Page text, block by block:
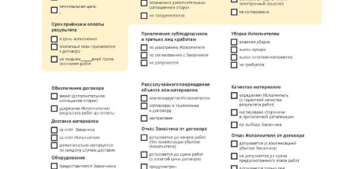
метро Проспект Вернадского
метро Планерная
метро Новые Черёмушки
метро Петровско-Разумовская
метро Новокузнецкая